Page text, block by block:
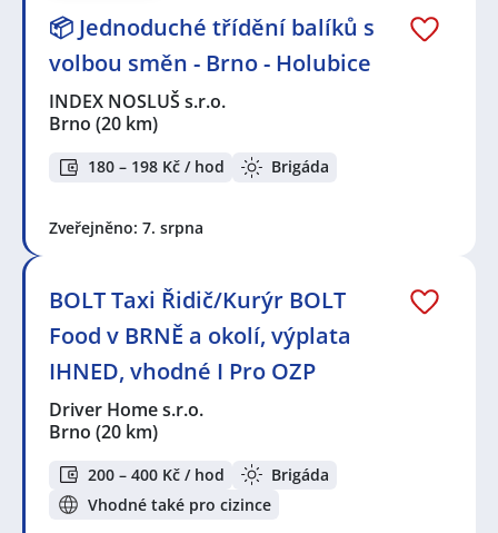
📦 Jednoduché třídění balíků s
volbou směn - Brno - Holubice
INDEX NOSLUŠ s.r.o.
Brno (20 km)
180 – 198 Kč / hod Brigáda
Zveřejněno: 7. srpna
BOLT Taxi Řidič/Kurýr BOLT
Food v BRNĚ a okolí, výplata
IHNED, vhodné I Pro OZP
Driver Home s.r.o.
Brno (20 km)
200 – 400 Kč / hod
Brigáda
Vhodné také pro cizince